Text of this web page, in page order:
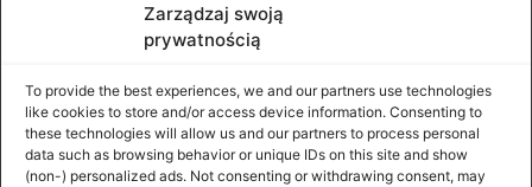
Zarządzaj swoją
prywatnością
To provide the best experiences, we and our partners use technologies
like cookies to store and/or access device information. Consenting to
these technologies will allow us and our partners to process personal
data such as browsing behavior or unique IDs on this site and show
(non-) personalized ads. Not consenting or withdrawing consent, may